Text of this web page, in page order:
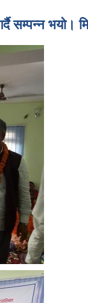
सम्पन्न भयो।